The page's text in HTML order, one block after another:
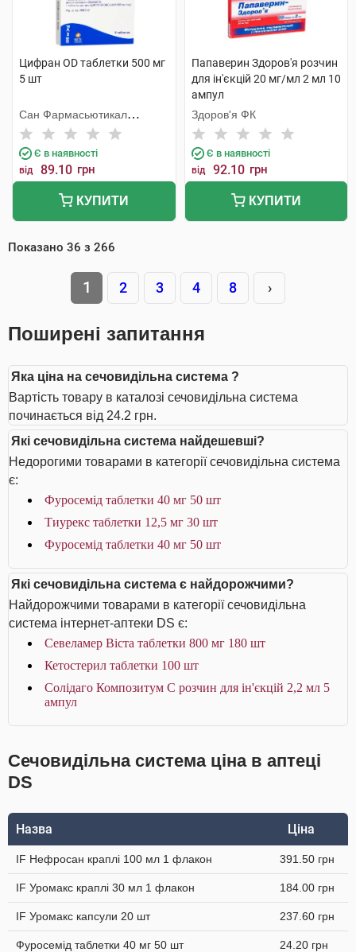
Цифран OD таблетки 500 мг
5 шт
Сан Фармасьютикал
Індастріз
Є в наявності
від 89.10 грн
КУПИТИ
Папаверин Здоров'я розчин
для ін'єкцій 20 мг/мл 2 мл 10
ампул
Здоров'я ФК
Є в наявності
від 92.10 грн
КУПИТИ
Показано 36 з 266
1 2 3 4 8 ›
Поширені запитання
Яка ціна на сечовидільна система ?
Вартість товару в каталозі сечовидільна система
починається від 24.2 грн.
Які сечовидільна система найдешевші?
Недорогими товарами в категорії сечовидільна система
є:
Фуросемід таблетки 40 мг 50 шт
Тиурекс таблетки 12,5 мг 30 шт
Фуросемід таблетки 40 мг 50 шт
Які сечовидільна система є найдорожчими?
Найдорожчими товарами в категорії сечовидільна
система інтернет-аптеки DS є:
Севеламер Віста таблетки 800 мг 180 шт
Кетостерил таблетки 100 шт
Солідаго Композитум С розчин для ін'єкцій 2,2 мл 5
ампул
Сечовидільна система ціна в аптеці
DS
Назва Ціна
IF Нефросан краплі 100 мл 1 флакон 391.50 грн
IF Уромакс краплі 30 мл 1 флакон 184.00 грн
IF Уромакс капсули 20 шт 237.60 грн
Фуросемід таблетки 40 мг 50 шт 24.20 грн